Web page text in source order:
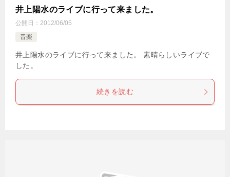
井上陽水のライブに行って来ました。
公開日： 2012/06/05
音楽
井上陽水のライブに行って来ました。 素晴らしいライブで
した。
続きを読む